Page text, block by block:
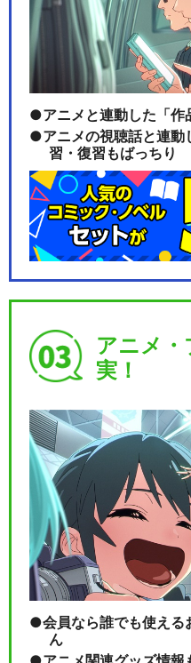
アニメと連動した「作
アニメの視聴話と連
習・復習もばっちり
アニメ
実！
会員なら誰でも使える
ん